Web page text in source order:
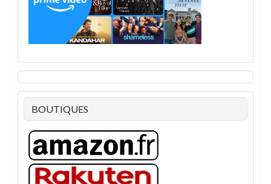
BOUTIQUES